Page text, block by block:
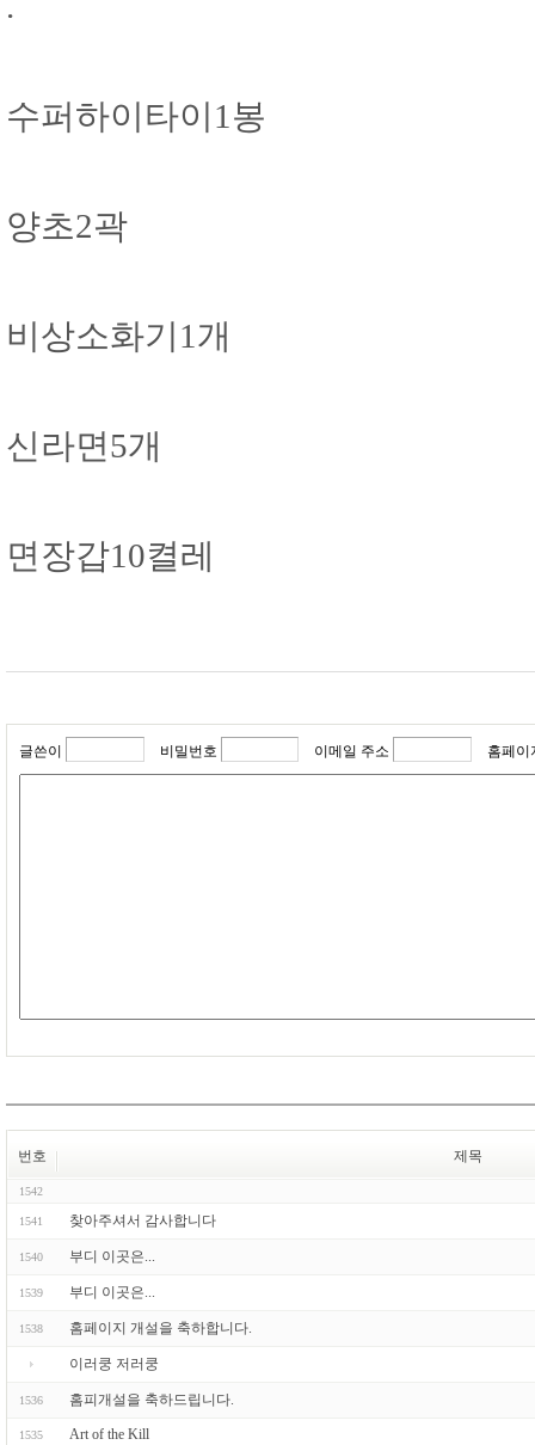
수퍼하이타이1봉
양초2곽
비상소화기1개
신라면5개
면장갑10켤레
글쓴이 비밀번호 이메일 주소 홈페이
번호 제목
1542
1541 찾아주셔서 감사합니다
1540 부디 이곳은...
1539 부디 이곳은...
1538 홈페이지 개설을 축하합니다.
이러쿵 저러쿵
1536 홈피개설을 축하드립니다.
1535 Art of the Kill